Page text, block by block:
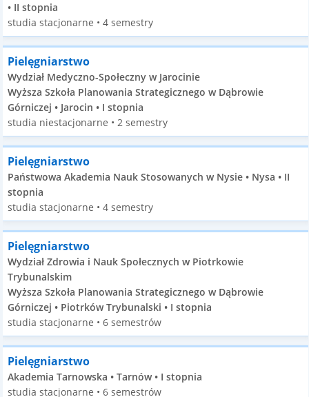
• II stopnia
studia stacjonarne • 4 semestry
Pielęgniarstwo
Wydział Medyczno-Społeczny w Jarocinie
Wyższa Szkoła Planowania Strategicznego w Dąbrowie
Górniczej • Jarocin • I stopnia
studia niestacjonarne • 2 semestry
Pielęgniarstwo
Państwowa Akademia Nauk Stosowanych w Nysie • Nysa • II
stopnia
studia stacjonarne • 4 semestry
Pielęgniarstwo
Wydział Zdrowia i Nauk Społecznych w Piotrkowie
Trybunalskim
Wyższa Szkoła Planowania Strategicznego w Dąbrowie
Górniczej • Piotrków Trybunalski • I stopnia
studia stacjonarne • 6 semestrów
Pielęgniarstwo
Akademia Tarnowska • Tarnów • I stopnia
studia stacjonarne • 6 semestrów